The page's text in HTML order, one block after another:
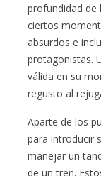
profundidad de
ciertos
absurdos e
protagonistas.
válida en su
regusto al
Aparte de los
para introducir
manejar un
de un tren.